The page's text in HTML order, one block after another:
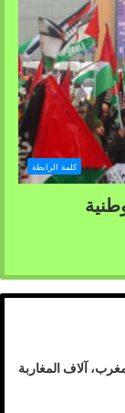
كلمة الرابطة
آلاف المغاربة